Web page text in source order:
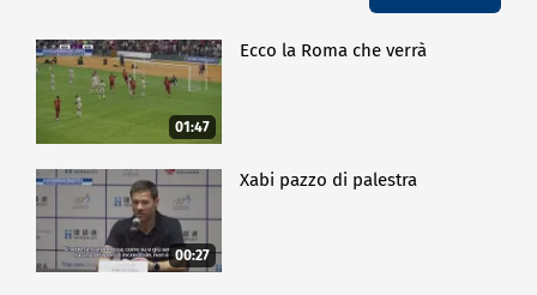
01:47
Ecco la Roma che verrà
00:27
Xabi pazzo di palestra